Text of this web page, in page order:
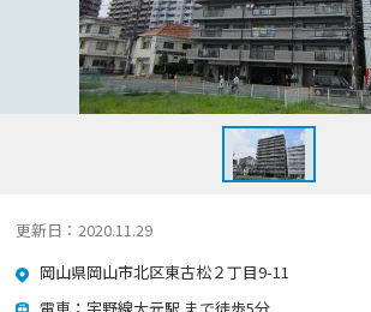
更新日：2020.11.29
岡山県岡山市北区東古松２丁目9-11